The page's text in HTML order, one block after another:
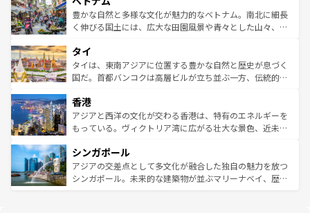
が味わえる。 なお、新着の台湾情報は コンテンツ一覧を参
照してほしい。
できる。そして、キムチや焼肉、絶品のストリートフード
まで、さまざまな韓国料理が待っている。夜には、韓国な
リティに包まれながら、韓国の多彩な魅力を心ゆくまで味
わってみてほしい。 なお、新着の韓国情報はコンテンツ一
覧を参照してほしい。
豊かな自然と多様な文化が魅力的なベトナム。南北に細長
く伸びる国土には、広大な田園風景や青々とした山々、世
急速な発展と共に伝統が息づく。ハノイの古い町並みやホ
ーチミン市のフランス統治時代の建物も、独特の雰囲気を
醸し出している。また、バラエティの豊かさとおいしさで
とつ。フォーやバインミー、ベトナムコーヒーなどは、ぜ
ひ現地で味わいたい。どの地域を訪れてもあたたかい人々
が旅行者を迎えてくれるので、きっと忘れられない旅にな
参照してほしい。
タイ
タイは、東南アジアに位置する豊かな自然と歴史が息づく
国だ。首都バンコクは高層ビルが立ち並ぶ一方、伝統的な
の活気が交差している。北部ではチェンマイなどの山岳地
帯で自然と触れ合い、南部ではプーケットやクラビの美し
いビーチでリゾート気分を楽しむことができる。タイ料理
激する。気候は一年中温暖で、どの季節にも異なる楽しみ
が待っている。親しみやすいタイの人々、仏教を中心とし
た文化、そして多様な観光資源が、訪れる旅人を魅了し続
香港
アジアと西洋の文化が交わる香港は、特有のエネルギーを
もっている。ヴィクトリア湾に広がる壮大な景色、近未来
み、どこを訪れても感動するはず。観光スポットが密集し
ており、効率よく見どころを回れるのも魅力。息をのむよ
うな絶景から文化的な体験まで、香港を存分に楽しみ尽く
シンガポール
アジアの交差点として多文化が融合した独自の魅力を放つ
シンガポール。未来的な建築物が並ぶマリーナベイ、歴史